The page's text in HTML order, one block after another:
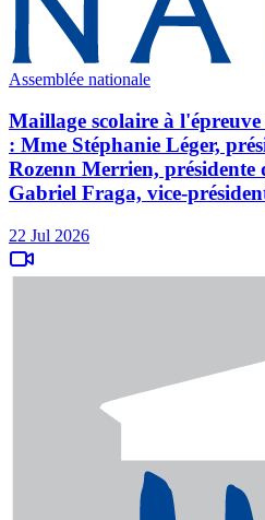
Assemblée nationale
Maillage scolaire à
: Mme Stéphanie Léger,
Rozenn Merrien, présidente
Gabriel Fraga, vice-
22 Jul 2026